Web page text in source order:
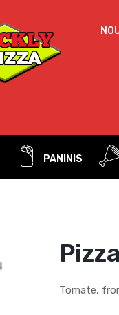
PANINIS
Tomate,